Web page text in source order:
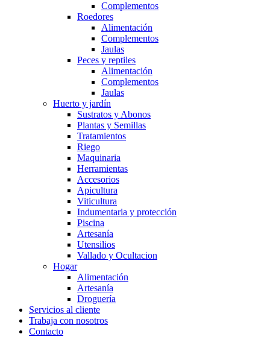
Complementos
Roedores
Alimentación
Complementos
Jaulas
Peces y reptiles
Alimentación
Complementos
Jaulas
Huerto y jardín
Sustratos y Abonos
Plantas y Semillas
Tratamientos
Riego
Maquinaria
Herramientas
Accesorios
Apicultura
Viticultura
Indumentaria y protección
Piscina
Artesanía
Utensilios
Vallado y Ocultacion
Hogar
Alimentación
Artesanía
Droguería
Servicios al cliente
Trabaja con nosotros
Contacto